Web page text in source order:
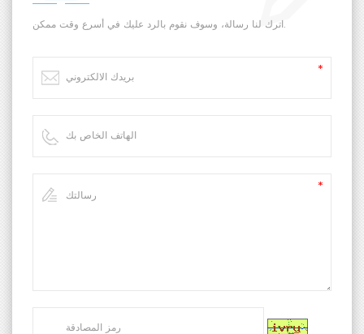
اترك لنا رسالة، وسوف نقوم بالرد عليك في أسرع وقت ممكن.